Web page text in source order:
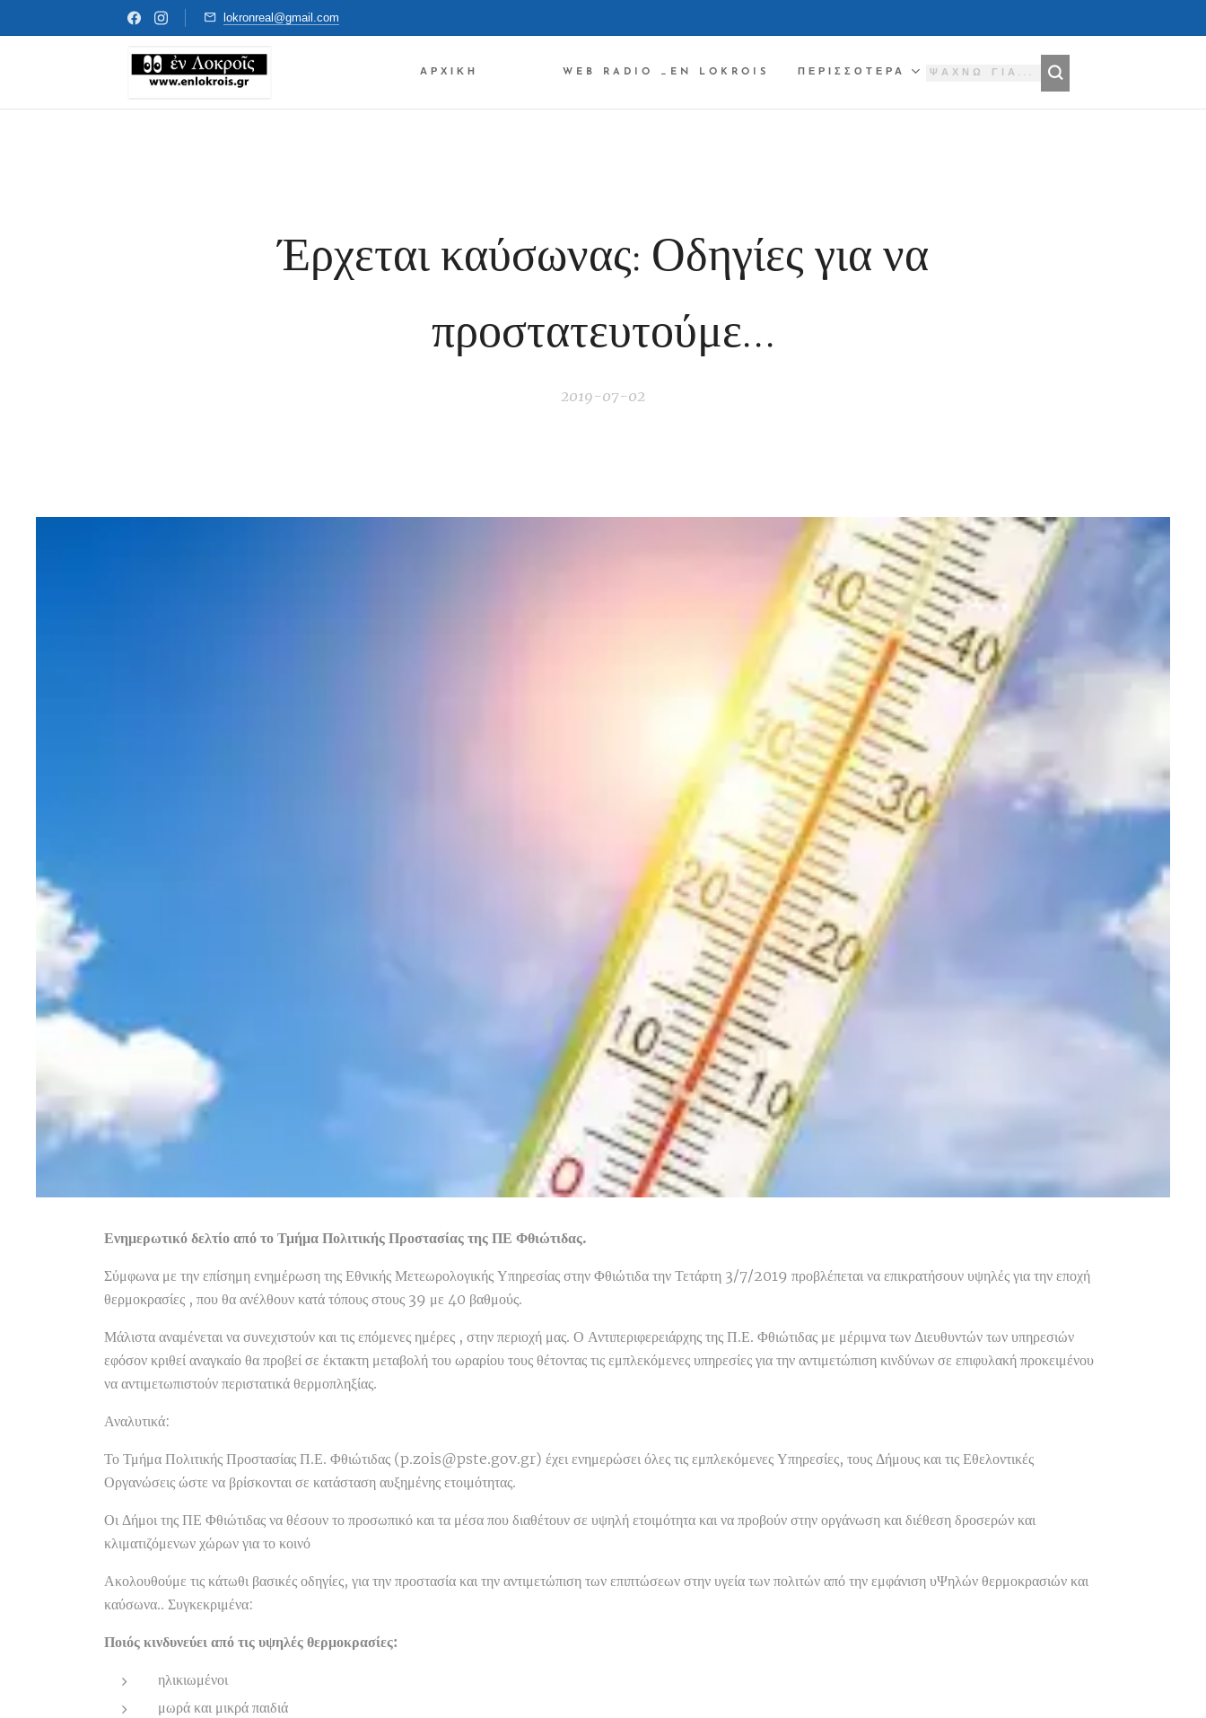
lokronreal@gmail.com
ΑΡΧΙΚΉ ✔✔✔ WEB RADIO _EN LOKROIS ΠΕΡΙΣΣΌΤΕΡΑ
Έρχεται καύσωνας: Οδηγίες για να
προστατευτούμε...
2019-07-02
Ενημερωτικό δελτίο από το Τμήμα Πολιτικής Προστασίας της ΠΕ Φθιώτιδας.
Σύμφωνα με την επίσημη ενημέρωση της Εθνικής Μετεωρολογικής Υπηρεσίας στην Φθιώτιδα την Τετάρτη 3/7/2019 προβλέπεται να επικρατήσουν υψηλές για την εποχή
θερμοκρασίες , που θα ανέλθουν κατά τόπους στους 39 με 40 βαθμούς.
Μάλιστα αναμένεται να συνεχιστούν και τις επόμενες ημέρες , στην περιοχή μας. Ο Αντιπεριφερειάρχης της Π.Ε. Φθιώτιδας με μέριμνα των Διευθυντών των υπηρεσιών
εφόσον κριθεί αναγκαίο θα προβεί σε έκτακτη μεταβολή του ωραρίου τους θέτοντας τις εμπλεκόμενες υπηρεσίες για την αντιμετώπιση κινδύνων σε επιφυλακή προκειμένου
να αντιμετωπιστούν περιστατικά θερμοπληξίας.
Αναλυτικά:
Το Τμήμα Πολιτικής Προστασίας Π.Ε. Φθιώτιδας (p.zois@pste.gov.gr) έχει ενημερώσει όλες τις εμπλεκόμενες Υπηρεσίες, τους Δήμους και τις Εθελοντικές
Οργανώσεις ώστε να βρίσκονται σε κατάσταση αυξημένης ετοιμότητας.
Οι Δήμοι της ΠΕ Φθιώτιδας να θέσουν το προσωπικό και τα μέσα που διαθέτουν σε υψηλή ετοιμότητα και να προβούν στην οργάνωση και διέθεση δροσερών και
κλιματιζόμενων χώρων για το κοινό
Ακολουθούμε τις κάτωθι βασικές οδηγίες, για την προστασία και την αντιμετώπιση των επιπτώσεων στην υγεία των πολιτών από την εμφάνιση υΨηλών θερμοκρασιών και
καύσωνα.. Συγκεκριμένα:
Ποιός κινδυνεύει από τις υψηλές θερμοκρασίες:
ηλικιωμένοι
μωρά και μικρά παιδιά